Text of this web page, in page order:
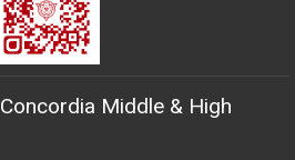
Concordia Middle & High